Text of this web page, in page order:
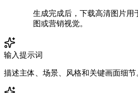
生成完成后，下载高清图片用
图或营销视觉。
输入提示词
描述主体、场景、风格和关键画面细节